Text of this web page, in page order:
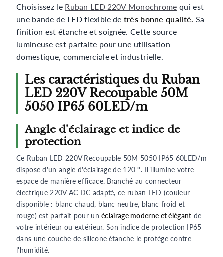
Choisissez le Ruban LED 220V Monochrome qui est
une bande de LED flexible de très bonne qualité. Sa
finition est étanche et soignée. Cette source
lumineuse est parfaite pour une utilisation
domestique, commerciale et industrielle.
Les caractéristiques du Ruban
LED 220V Recoupable 50M
5050 IP65 60LED/m
Angle d'éclairage et indice de
protection
Ce Ruban LED 220V Recoupable 50M 5050 IP65 60LED/m
dispose d'un angle d'éclairage de 120 °. Il illumine votre
espace de manière efficace. Branché au connecteur
électrique 220V AC DC adapté, ce ruban LED (couleur
disponible : blanc chaud, blanc neutre, blanc froid et
rouge) est parfait pour unéclairage moderne et élégant de
votre intérieur ou extérieur. Son indice de protection IP65
dans une couche de silicone étanche le protège contre
l'humidité.